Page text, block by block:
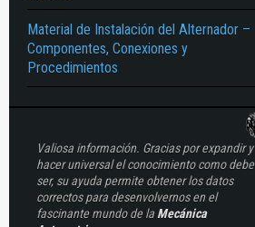
Material de Instalación del Alternador –
Componentes, Conexiones y
Procedimientos
Valiosa información. Gracias por expandir y
hacer universal el conocimiento como debe
ser, su ayuda permite obtener los datos
correctos para desenvolvernos en el
fascinante mundo de la Mecánica